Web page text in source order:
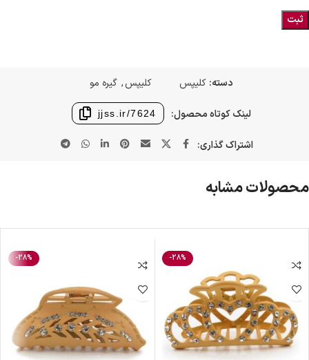
دسته: کلیپس کلیپس, گیره مو
لینک کوتاه محصول: jjss.ir/7624
اشتراک گذاری:
محصولات مشابه
-28%
-28%